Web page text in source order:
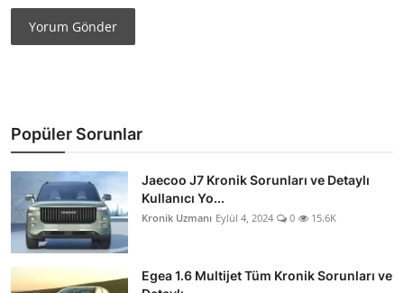
Yorum Gönder
Popüler Sorunlar
Jaecoo J7 Kronik Sorunları ve Detaylı
Kullanıcı Yo...
Kronik Uzmanı Eylül 4, 2024 0 15.6K
Egea 1.6 Multijet Tüm Kronik Sorunları ve